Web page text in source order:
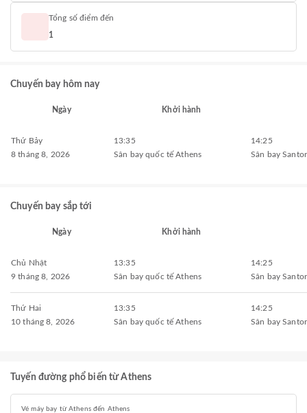
Tổng số điểm đến
1
Chuyến bay hôm nay
Ngày Khởi hành
Thứ Bảy
8 tháng 8, 2026
13:35
Sân bay quốc tế Athens
14:25
Sân bay
Chuyến bay sắp tới
Ngày Khởi hành
Chủ Nhật
9 tháng 8, 2026
13:35
Sân bay quốc tế Athens
14:25
Sân bay
Thứ Hai
10 tháng 8, 2026
13:35
Sân bay quốc tế Athens
14:25
Sân bay
Tuyến đường phổ biến từ Athens
Vé máy bay từ Athens đến Athens